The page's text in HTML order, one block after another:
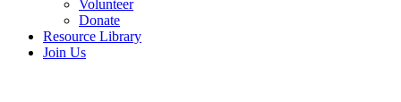
Volunteer
Donate
Resource Library
Join Us